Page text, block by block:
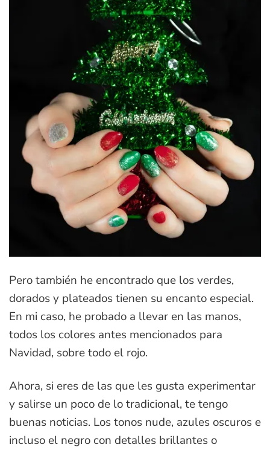
Pero también he encontrado que los verdes,
dorados y plateados tienen su encanto especial.
En mi caso, he probado a llevar en las manos,
todos los colores antes mencionados para
Navidad, sobre todo el rojo.
Ahora, si eres de las que les gusta experimentar
y salirse un poco de lo tradicional, te tengo
buenas noticias. Los tonos nude, azules oscuros e
incluso el negro con detalles brillantes o